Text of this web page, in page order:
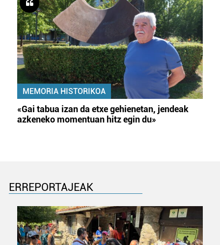
MEMORIA HISTORIKOA
«Gai tabua izan da etxe gehienetan, jendeak
azkeneko momentuan hitz egin du»
ERREPORTAJEAK